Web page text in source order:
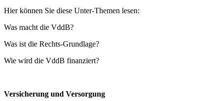
Hier können Sie diese Unter-Themen lesen:
Was macht die VddB?
Was ist die Rechts-Grundlage?
Wie wird die VddB finanziert?
Versicherung und Versorgung